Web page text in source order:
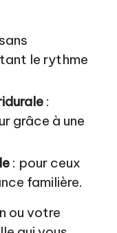
le rythme
:
grâce à une
: pour ceux
familière.
ou votre